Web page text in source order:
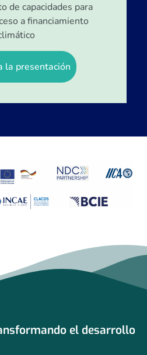
de capacidades para
a financiamiento
la presentación
el desarrollo